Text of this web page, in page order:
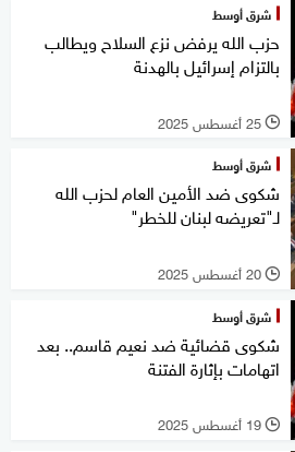
شرق أوسط
حزب الله يرفض نزع السلاح ويطالب
بالتزام إسرائيل بالهدنة
l 25 أغسطس 2025
شرق أوسط
شكوى ضد الأمين العام لحزب الله
لـ"تعريضه لبنان للخطر"
l 20 أغسطس 2025
شرق أوسط
شكوى قضائية ضد نعيم قاسم.. بعد
اتهامات بإثارة الفتنة
l 19 أغسطس 2025